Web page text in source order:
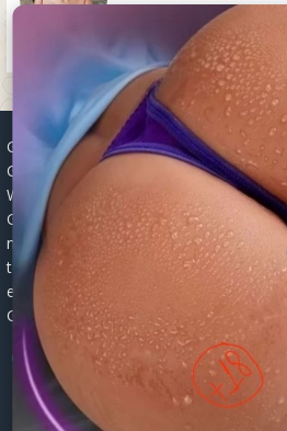
Grupos WhatsApp, Links de grupos,
Grupos de compra e venda, Links
WhatsApp 2025, Links para grupos,
Grupos ativos WhatsApp, Links
negócios, Links grupos Brasil, Grupos
temáticos WhatsApp, Links públicos
empregos, Links grupos classificados,
Grupos WhatsApp descontos, Grupos
© 2026 -
Grupos de WhatsApp 2026:
nos Melhores